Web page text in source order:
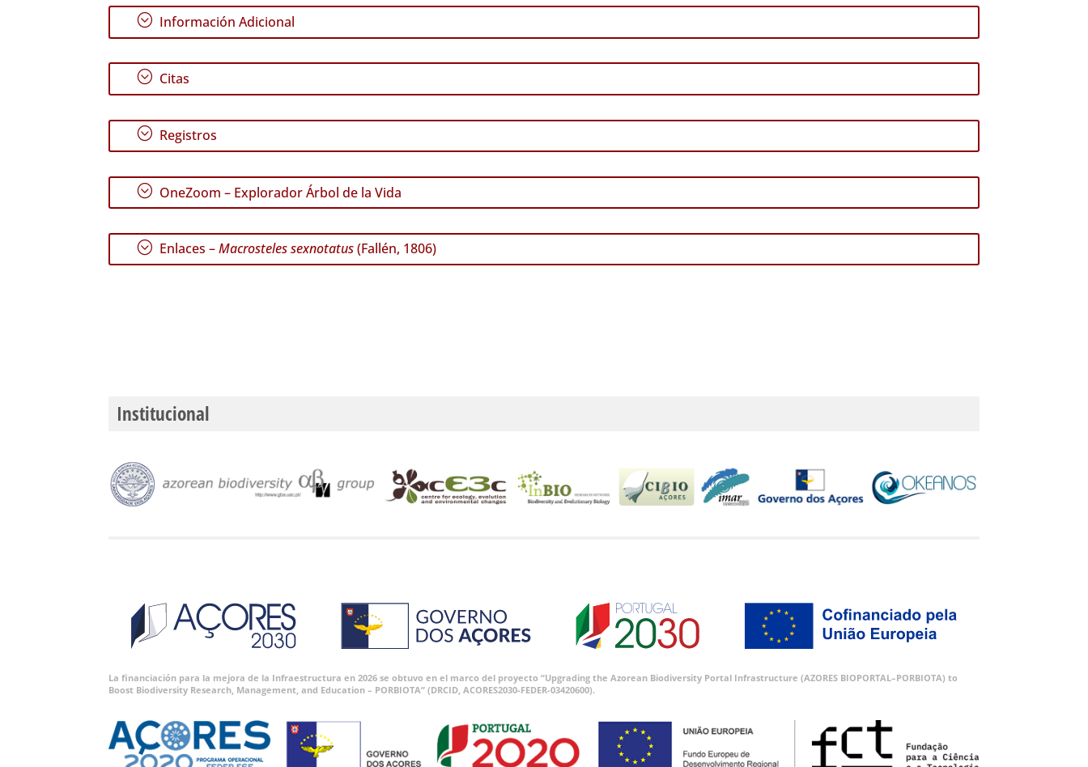
; Información Adicional
; Citas
; Registros
; OneZoom – Explorador Árbol de la Vida
; Enlaces –Macrosteles sexnotatus(Fallén, 1806)
Institucional
La financiación para la mejora de la Infraestructura en 2026 se obtuvo en el marco del proyecto “Upgrading the Azorean Biodiversity Portal Infrastructure (AZORES BIOPORTAL–PORBIOTA) to
Boost Biodiversity Research, Management, and Education – PORBIOTA” (DRCID, ACORES2030-FEDER-03420600).